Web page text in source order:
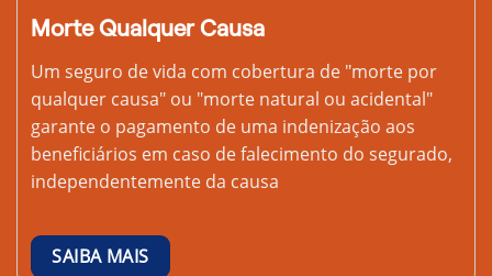
Morte Qualquer Causa
Um seguro de vida com cobertura de "morte por
qualquer causa" ou "morte natural ou acidental"
garante o pagamento de uma indenização aos
beneficiários em caso de falecimento do segurado,
independentemente da causa
SAIBA MAIS